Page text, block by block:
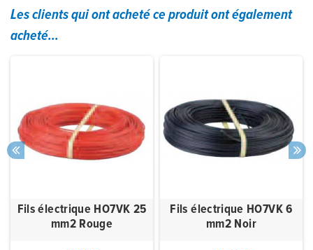
Les clients qui ont acheté ce produit ont également
acheté...
Fils électrique HO7VK 25
mm2 Rouge
Fils électrique HO7VK 6
mm2 Noir